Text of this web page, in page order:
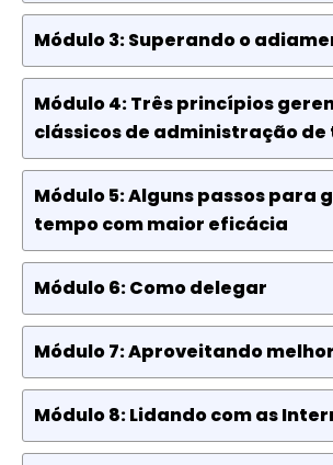
Módulo 3: Superando o
Módulo 4: Três princípios
clássicos de administração de
Módulo 5: Alguns passos para
tempo com maior eficácia
Módulo 6: Como delegar
Módulo 7: Aproveitando
Módulo 8: Lidando com as